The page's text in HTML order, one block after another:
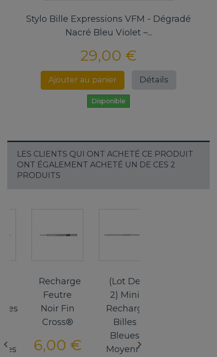
Stylo Bille Expressions VFM - Dégradé
Nacré Bleu Violet –...
29,00 €
Ajouter au panier Détails
Disponible
LES CLIENTS QUI ONT ACHETÉ CE PRODUIT
ONT ÉGALEMENT ACHETÉ UN DE CES 2
PRODUITS
Recharge
Feutre
Noir Fin
Cross®
6,00 €
(Lot De
2) Mini
Recharges
Billes
Bleues
Moyennes
 